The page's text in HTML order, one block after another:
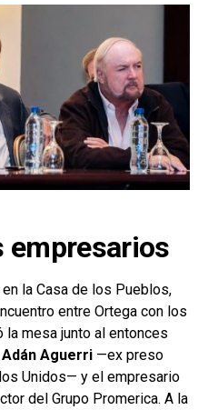
empresarios
la Casa de los Pueblos,
entre Ortega con los
mesa junto al entonces
Aguerri —ex preso
Unidos— y el empresario
del Grupo Promerica. A la